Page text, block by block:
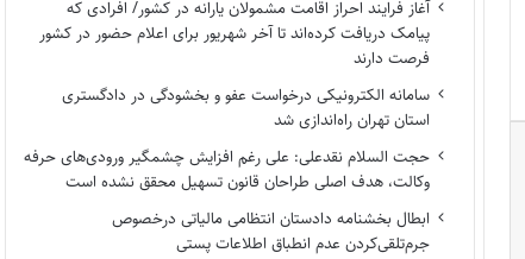
آغاز فرایند احراز اقامت مشمولان یارانه در کشور/ افرادی که
پیامک دریافت کرده‌اند تا آخر شهریور برای اعلام حضور در کشور
فرصت دارند
سامانه الکترونیکی درخواست عفو و بخشودگی در دادگستری
استان تهران راه‌اندازی شد
حجت السلام نقدعلی: علی رغم افزایش چشمگیر ورودی‌های حرفه
وکالت، هدف اصلی طراحان قانون تسهیل محقق نشده است
ابطال بخشنامه دادستان انتظامی مالیاتی درخصوص
جرم‌تلقی‌کردن عدم انطباق اطلاعات پستی